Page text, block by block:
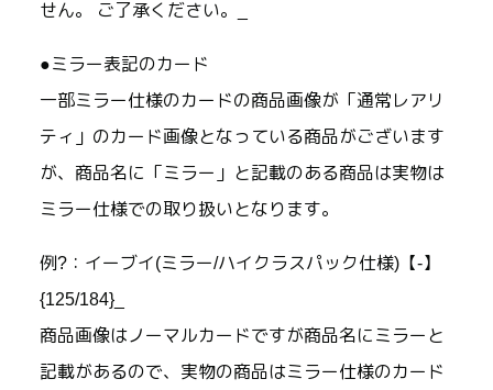
せん。 ご了承ください。_
●ミラー表記のカード
一部ミラー仕様のカードの商品画像が「通常レアリ
ティ」のカード画像となっている商品がございます
が、商品名に「ミラー」と記載のある商品は実物は
ミラー仕様での取り扱いとなります。
例?：イーブイ(ミラー/ハイクラスパック仕様)【-】
{125/184}_
商品画像はノーマルカードですが商品名にミラーと
記載があるので、実物の商品はミラー仕様のカード